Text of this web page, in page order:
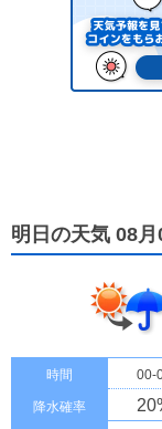
明日の天気 08月
時間 00-
降水確率 20